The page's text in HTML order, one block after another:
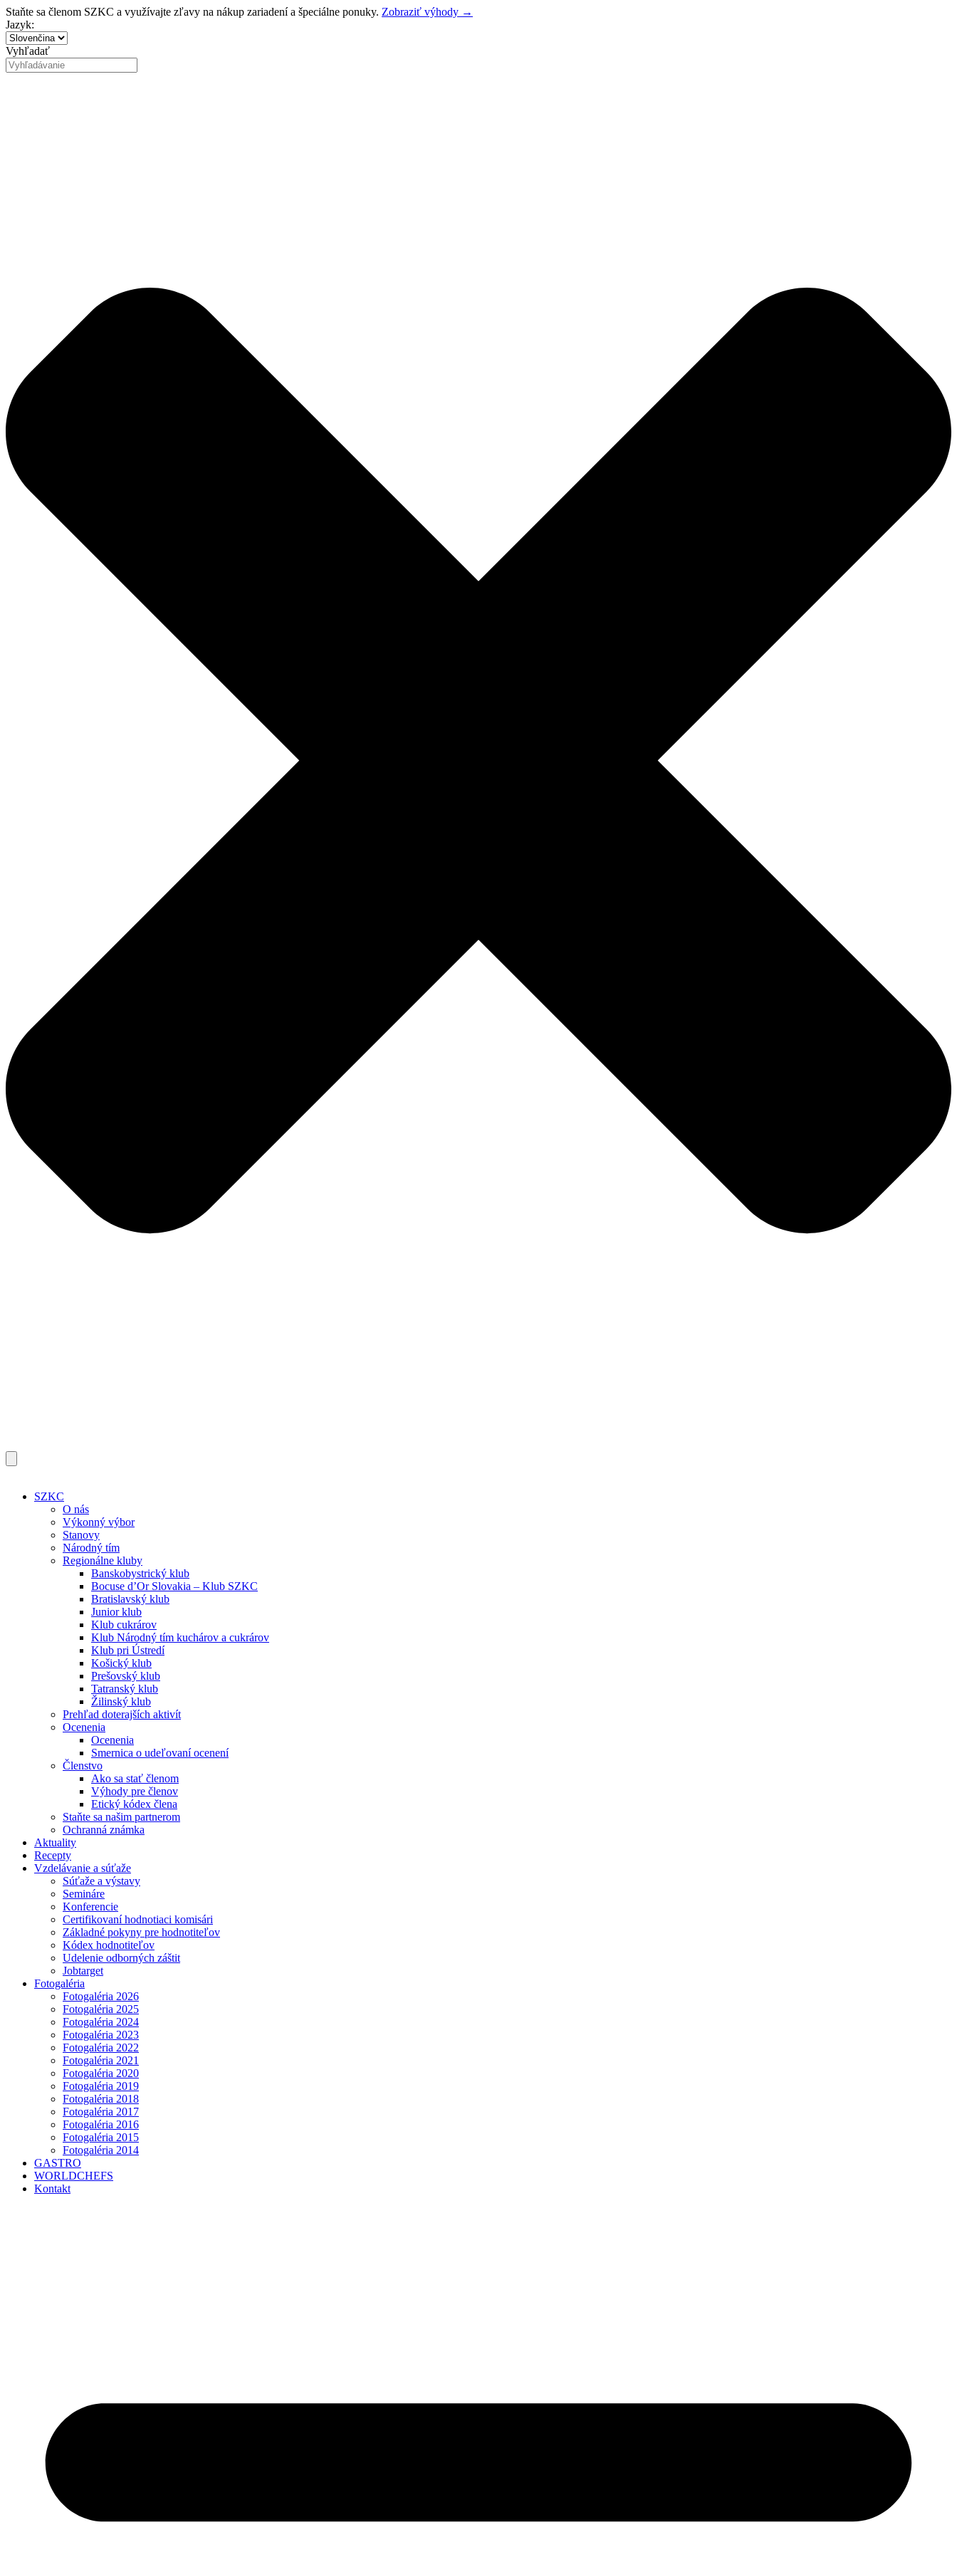
Preskočiť
na
obsah
Staňte sa členom SZKC a využívajte zľavy na nákup zariadení a špeciálne ponuky. Zobraziť výhody →
Jazyk:
Vyhľadať
SZKC
O nás
Výkonný výbor
Stanovy
Národný tím
Regionálne kluby
Banskobystrický klub
Bocuse d’Or Slovakia – Klub SZKC
Bratislavský klub
Junior klub
Klub cukrárov
Klub Národný tím kuchárov a cukrárov
Klub pri Ústredí
Košický klub
Prešovský klub
Tatranský klub
Žilinský klub
Prehľad doterajších aktivít
Ocenenia
Ocenenia
Smernica o udeľovaní ocenení
Členstvo
Ako sa stať členom
Výhody pre členov
Etický kódex člena
Staňte sa našim partnerom
Ochranná známka
Aktuality
Recepty
Vzdelávanie a súťaže
Súťaže a výstavy
Semináre
Konferencie
Certifikovaní hodnotiaci komisári
Základné pokyny pre hodnotiteľov
Kódex hodnotiteľov
Udelenie odborných záštit
Jobtarget
Fotogaléria
Fotogaléria 2026
Fotogaléria 2025
Fotogaléria 2024
Fotogaléria 2023
Fotogaléria 2022
Fotogaléria 2021
Fotogaléria 2020
Fotogaléria 2019
Fotogaléria 2018
Fotogaléria 2017
Fotogaléria 2016
Fotogaléria 2015
Fotogaléria 2014
GASTRO
WORLDCHEFS
Kontakt